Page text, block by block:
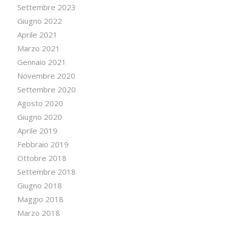
Settembre 2023
Giugno 2022
Aprile 2021
Marzo 2021
Gennaio 2021
Novembre 2020
Settembre 2020
Agosto 2020
Giugno 2020
Aprile 2019
Febbraio 2019
Ottobre 2018
Settembre 2018
Giugno 2018
Maggio 2018
Marzo 2018